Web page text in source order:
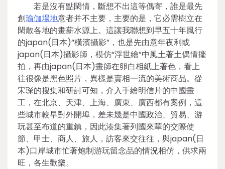
若是沒有點閑情，斷想不出這等偶寄，誰是最先
創瑜伽場地意者并不主要，主要的是，它必需樹立在
閑散各地的畫薪水源上。這讓我聯想到早五十年風行
的japan(日本)“橫濱攝影”，也是先由意年夜利或
japan(日本)攝影師，模仿“浮世繪”中風土著土偶情擺
拍，再由japan(日本)畫師在卵白相紙上著色，看上
往很像是黑色照片，異樣是賣相一流的美術商品。從
宋琛的搜集和研討可知，介入手繪明信片的中國畫
工，在北京、天津、上海、廣東、廣西都有案例，這
些城市較早對外開埠，差未幾是中國政治、貿易、游
玩甚至布道的重鎮，因此湊集著列國來華的交際使
節、甲士、商人、旅人，訪客來交往往，與japan(日
本)口岸城市忙著炮制游玩留念品的情況相仿，供求兩
旺，各生歡樂。